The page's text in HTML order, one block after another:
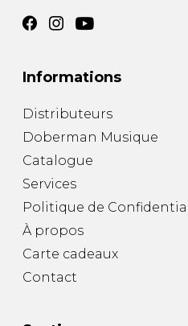
Informations
Distributeurs
Doberman Musique
Catalogue
Services
Politique de
À propos
Carte cadeaux
Contact